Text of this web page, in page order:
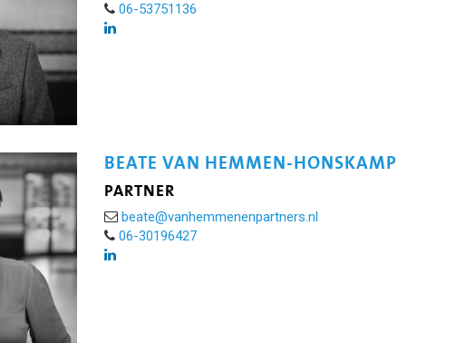
06-53751136
BEATE VAN HEMMEN-HONSKAMP
PARTNER
beate@vanhemmenenpartners.nl
06-30196427